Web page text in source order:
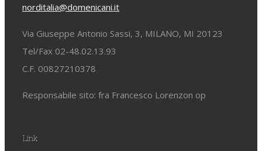
norditalia@domenicani.it
Via Giuseppe Antonio Sassi, 3, MILANO, MI 20123
Tel/Fax 02-48.02.13.93
C.F. 00827210378
Responsabile sito: fra Francesco Lorenzon op
Link